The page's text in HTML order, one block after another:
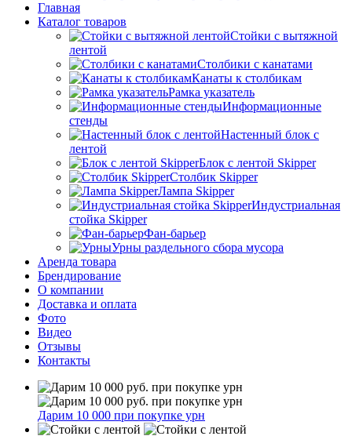
Главная
Каталог товаров
Стойки с вытяжной
лентой
Столбики с канатами
Канаты к столбикам
Рамка указатель
Информационные
стенды
Настенный блок с
лентой
Блок с лентой Skipper
Столбик Skipper
Лампа Skipper
Индустриальная
стойка Skipper
Фан-барьер
Урны раздельного сбора мусора
Аренда товара
Брендирование
О компании
Доставка и оплата
Фото
Видео
Отзывы
Контакты
Дарим 10 000 при покупке урн